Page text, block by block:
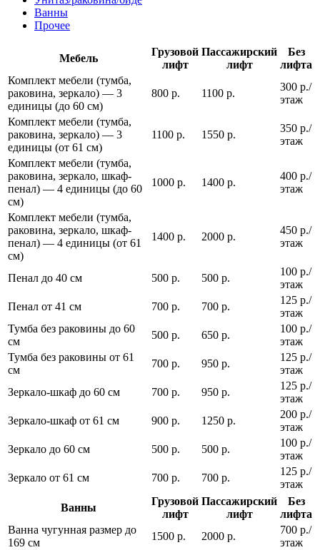
Ванны
Прочее
Мебель
Грузовой
лифт
Пассажирский
лифт
Без
лифта
Комплект мебели (тумба,
раковина, зеркало) — 3
единицы (до 60 см)
800 р. 1100 р.
300 р./
этаж
Комплект мебели (тумба,
раковина, зеркало) — 3
единицы (от 61 см)
1100 р. 1550 р.
350 р./
этаж
Комплект мебели (тумба,
раковина, зеркало, шкаф-
пенал) — 4 единицы (до 60
см)
1000 р. 1400 р.
400 р./
этаж
Комплект мебели (тумба,
раковина, зеркало, шкаф-
пенал) — 4 единицы (от 61
см)
1400 р. 2000 р.
450 р./
этаж
Пенал до 40 см 500 р. 500 р.
100 р./
этаж
Пенал от 41 см
700 р. 700 р.
125 р./
этаж
Тумба без раковины до 60
см
500 р. 650 р.
100 р./
этаж
Тумба без раковины от 61
см
700 р. 950 р.
125 р./
этаж
Зеркало-шкаф до 60 см
700 р. 950 р.
125 р./
этаж
Зеркало-шкаф от 61 см
900 р. 1250 р.
200 р./
этаж
Зеркало до 60 см
500 р. 500 р.
100 р./
этаж
Зеркало от 61 см
700 р. 700 р.
125 р./
этаж
Ванны
Грузовой
лифт
Пассажирский
лифт
Без
лифта
Ванна чугунная размер до
169 см
1500 р. 2000 р.
700 р./
этаж